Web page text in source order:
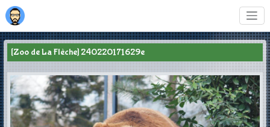
[Zoo de La Flèche] 240220171629e